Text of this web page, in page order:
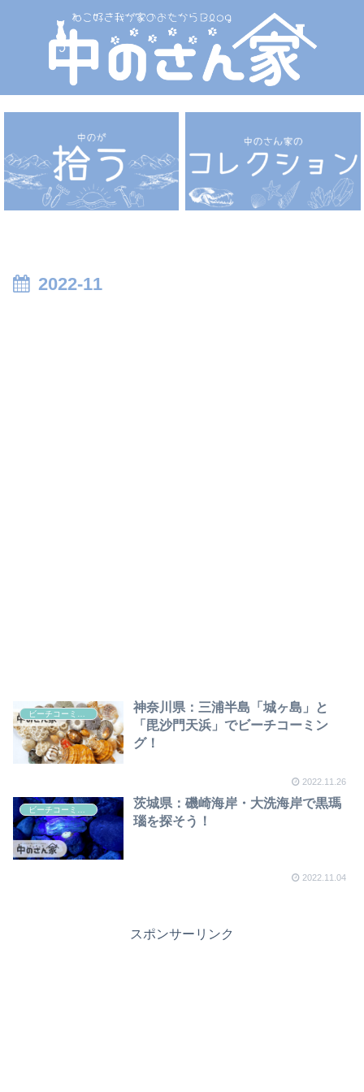
2022-11
ビーチコーミング
神奈川県：三浦半島「城ヶ島」と
「毘沙門天浜」でビーチコーミン
グ！
2022.11.26
茨城県：磯崎海岸・大洗海岸で黒瑪
瑙を探そう！
2022.11.04
スポンサーリンク